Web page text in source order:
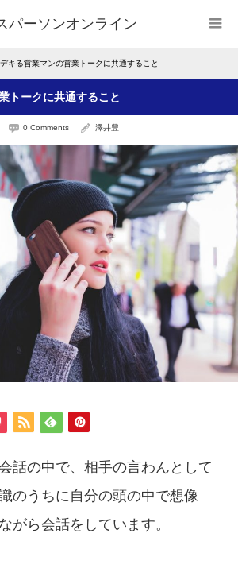
パーソンオンライン
デキる営業マンの営業トークに共通すること
トークに共通すること
0 Comments 澤井豊
話の中で、相手の言わんとして
のうちに自分の頭の中で想像
がら会話をしています。